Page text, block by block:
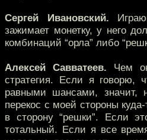
Сергей Ивановский.
зажимает монетку, у него
комбинаций “орла” либо
Алексей Савватеев. Чем
стратегия. Если я
равными шансами, значит,
перекос с моей стороны
в сторону “решки”. Если
тотальный. Если я все